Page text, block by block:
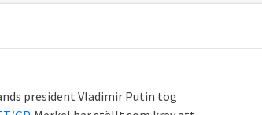
president Vladimir Putin tog